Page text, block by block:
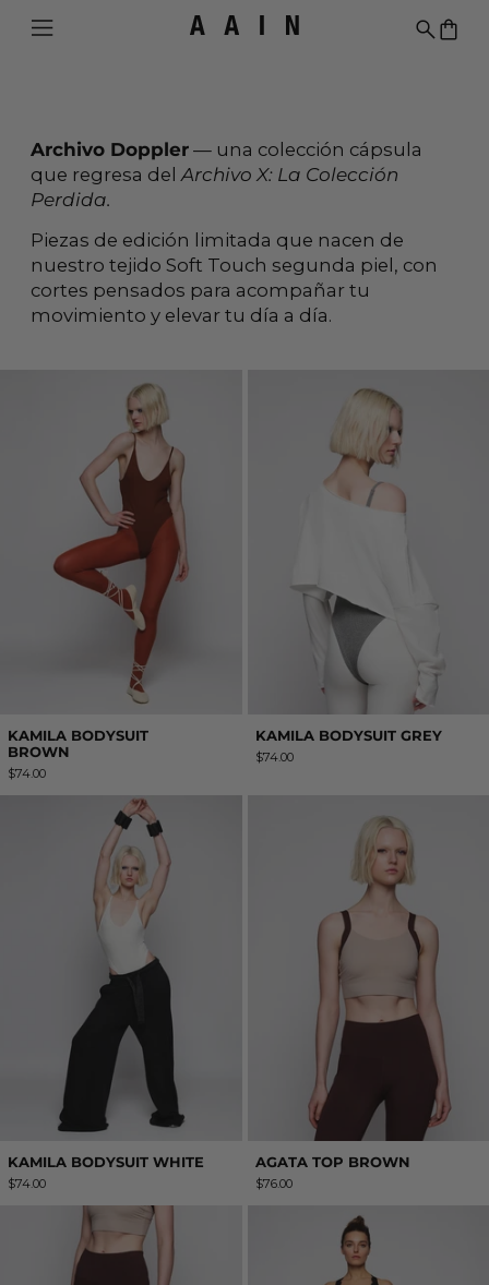
Menu Search
Archivo Doppler — una colección cápsula
que regresa del Archivo X: La Colección
Perdida.
Piezas de edición limitada que nacen de
nuestro tejido Soft Touch segunda piel, con
cortes pensados para acompañar tu
movimiento y elevar tu día a día.
KAMILA BODYSUIT BROWN
KAMILA BODYSUIT
BROWN
$74.00
KAMILA BODYSUIT GREY
$74.00
KAMILA BODYSUIT WHITE
KAMILA BODYSUIT WHITE
$74.00
AGATA TOP BROWN
$76.00
AGATA BROWN LEGGING